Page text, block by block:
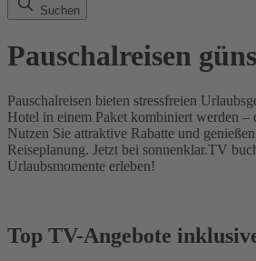
Suchen
Pauschalreisen
Pauschalreisen bieten stressfreien
Hotel in einem Paket kombiniert werden –
Nutzen Sie attraktive Rabatte und
Reiseplanung. Jetzt bei sonnenklar.TV
Urlaubsmomente erleben!
Top TV-Angebote